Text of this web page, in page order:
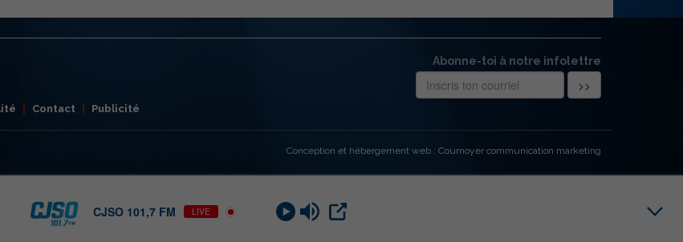
Abonne-toi à notre infolettre
Contact Publicité
Conception et hébergement web : Cournoyer communication marketing
CJSO 101,7 FM LIVE